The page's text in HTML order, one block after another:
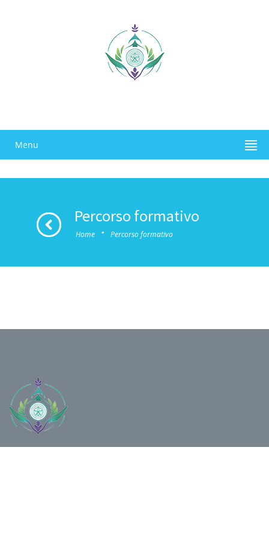
Menu
Percorso formativo
Home · Percorso formativo